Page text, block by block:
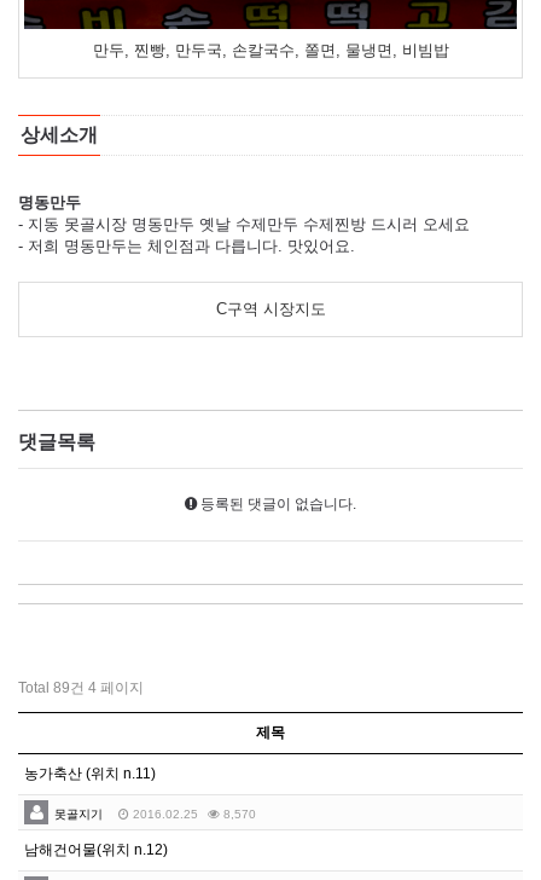
만두, 찐빵, 만두국, 손칼국수, 쫄면, 물냉면, 비빔밥
상세소개
명동만두
- 지동 못골시장 명동만두 옛날 수제만두 수제찐방 드시러 오세요
- 저희 명동만두는 체인점과 다릅니다. 맛있어요.
C구역 시장지도
댓글목록
등록된 댓글이 없습니다.
Total 89건 4 페이지
제목
농가축산 (위치 n.11)
못골지기 2016.02.25 8,570
남해건어물(위치 n.12)